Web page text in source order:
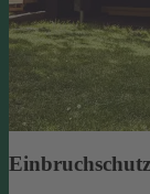
Einbruchschutz